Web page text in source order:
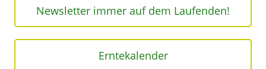
Newsletter immer auf dem Laufenden!
Erntekalender